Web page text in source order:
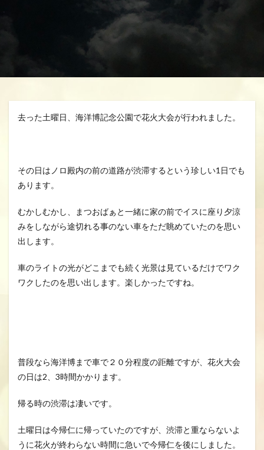
去った土曜日、海洋博記念公園で花火大会が行われました。
その日はノロ殿内の前の道路が渋滞するという珍しい1日でも
あります。
むかしむかし、まつおばぁと一緒に家の前でイスに座り夕涼
みをしながら途切れる事のない車をただ眺めていたのを思い
出します。
車のライトの光がどこまでも続く光景は見ているだけでワク
ワクしたのを思い出します。楽しかったですね。
普段なら海洋博まで車で２０分程度の距離ですが、花火大会
の日は2、3時間かかります。
帰る時の渋滞は凄いです。
土曜日は今帰仁に帰っていたのですが、渋滞と重ならないよ
うに花火が終わらない時間に急いで今帰仁を後にしました。
我が子へ、出会い、喜び、子宝、大吉夢
波動、揚げる、心の拠り所、立ち上がる
琉球の祈り、ノロ、神女、祝女、今帰仁城、尚巴志王、琉球処
生きる、幸せ、安らかに
空、雲、思いやり
龍さん、見える見えない、当たり前に備わる機能